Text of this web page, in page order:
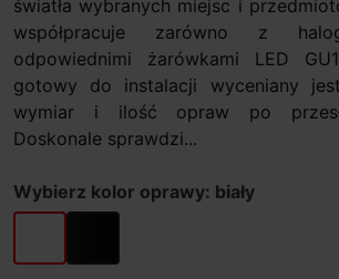
światła wybranych miejsc i
współpracuje zarówno z
odpowiednimi żarówkami LED
gotowy do instalacji wyceniany
wymiar i ilość opraw po
Doskonale sprawdzi...
Wybierz kolor oprawy: biały
biały czarny